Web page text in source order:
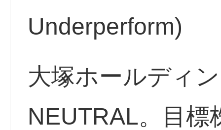
Underperform)
大塚ホールディ
NEUTRAL。目標